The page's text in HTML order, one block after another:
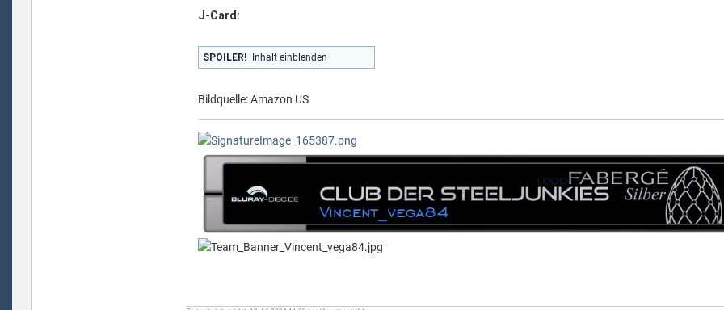
J-Card:
SPOILER! Inhalt einblenden
Bildquelle: Amazon US